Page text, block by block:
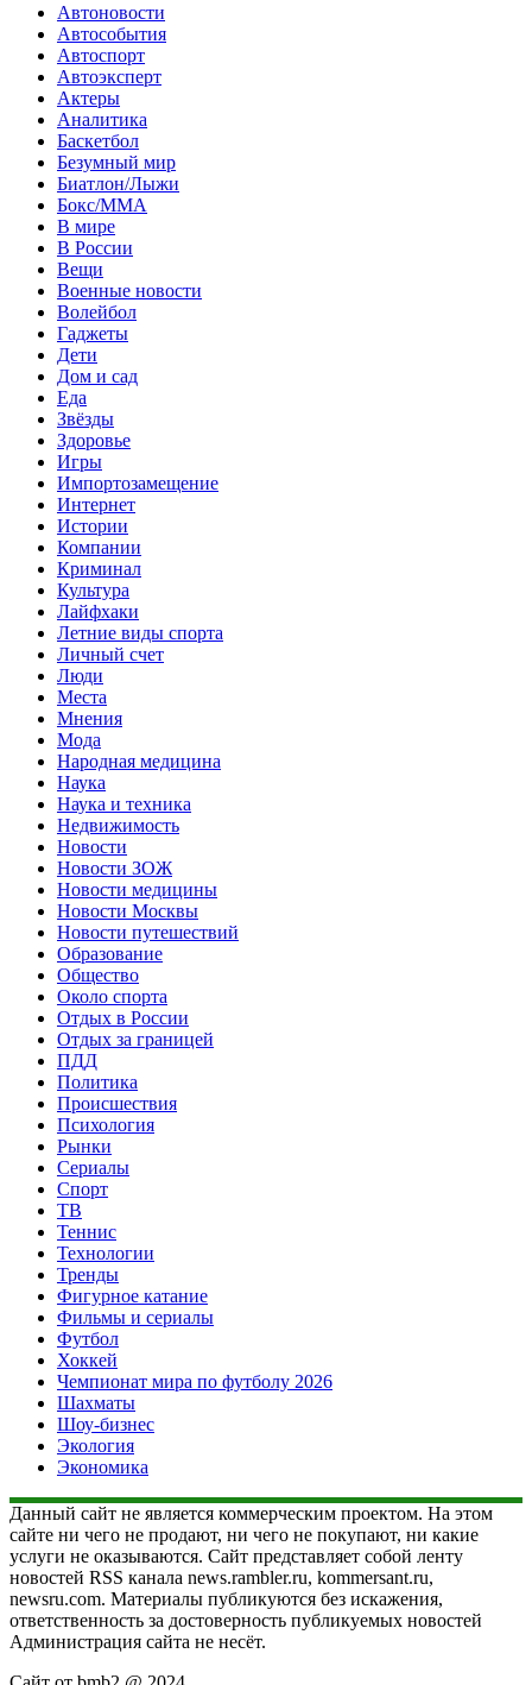
Автоновости
Автособытия
Автоспорт
Автоэксперт
Актеры
Аналитика
Баскетбол
Безумный мир
Биатлон/Лыжи
Бокс/MMA
В мире
В России
Вещи
Военные новости
Волейбол
Гаджеты
Дети
Дом и сад
Еда
Звёзды
Здоровье
Игры
Импортозамещение
Интернет
Истории
Компании
Криминал
Культура
Лайфхаки
Летние виды спорта
Личный счет
Люди
Места
Мнения
Мода
Народная медицина
Наука
Наука и техника
Недвижимость
Новости
Новости ЗОЖ
Новости медицины
Новости Москвы
Новости путешествий
Образование
Общество
Около спорта
Отдых в России
Отдых за границей
ПДД
Политика
Происшествия
Психология
Рынки
Сериалы
Спорт
ТВ
Теннис
Технологии
Тренды
Фигурное катание
Фильмы и сериалы
Футбол
Хоккей
Чемпионат мира по футболу 2026
Шахматы
Шоу-бизнес
Экология
Экономика
Данный сайт не является коммерческим проектом. На этом
сайте ни чего не продают, ни чего не покупают, ни какие
услуги не оказываются. Сайт представляет собой ленту
новостей RSS канала news.rambler.ru, kommersant.ru,
newsru.com. Материалы публикуются без искажения,
ответственность за достоверность публикуемых новостей
Администрация сайта не несёт.